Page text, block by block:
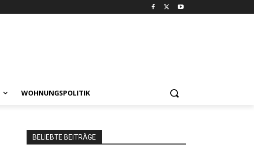
WOHNUNGSPOLITIK
BELIEBTE BEITRÄGE